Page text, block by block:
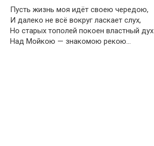
Пусть жизнь моя идёт своею чередою,
И далеко не всё вокруг ласкает слух,
Но старых тополей покоен властный дух
Над Мойкою — знакомою рекою…